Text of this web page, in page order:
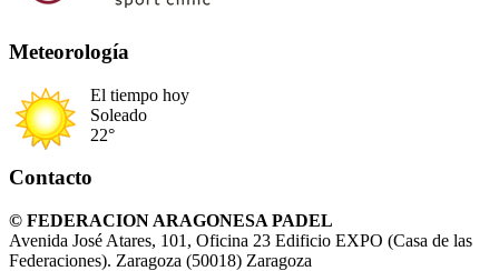
Meteorología
El tiempo hoy
Soleado
22°
Contacto
© FEDERACION ARAGONESA PADEL
Avenida José Atares, 101, Oficina 23 Edificio EXPO (Casa de las
Federaciones). Zaragoza (50018) Zaragoza